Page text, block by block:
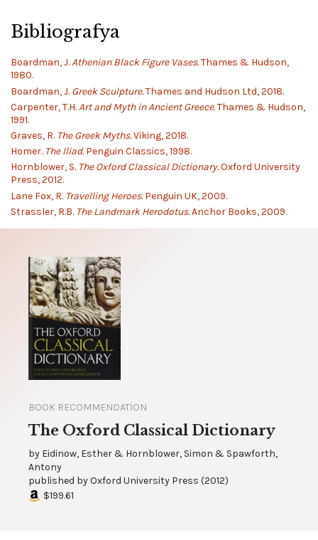
Bibliografya
Boardman, J.Athenian Black Figure Vases.Thames & Hudson,
1980.
Boardman, J. Greek Sculpture.Thames and Hudson Ltd, 2018.
Carpenter, T.H.Art and Myth in Ancient Greece.Thames & Hudson,
1991.
Graves, R. The Greek Myths.Viking, 2018.
Homer. The Iliad.Penguin Classics, 1998.
Hornblower, S. The Oxford Classical Dictionary.Oxford University
Press, 2012.
Lane Fox, R. Travelling Heroes.Penguin UK, 2009.
Strassler, R.B. The Landmark Herodotus.Anchor Books, 2009.
BOOK RECOMMENDATION
The Oxford Classical Dictionary
by Eidinow, Esther & Hornblower, Simon & Spawforth,
Antony
published byOxford University Press (2012)
$199.61